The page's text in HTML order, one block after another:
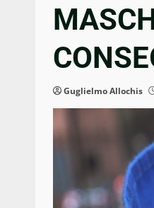
Guglielmo Allochis